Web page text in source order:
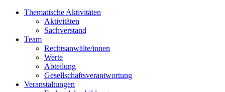
Thematische Aktivitäten
Aktivitäten
Sachverstand
Team
Rechtsanwälte/innen
Werte
Abteilung
Gesellschaftsverantwortung
Veranstaltungen